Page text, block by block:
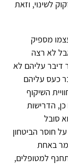
לשינוי, וזאת
מספיק
לא רצה
דיבר עליהם לא
כעס עליהם
השיקוף
הדרישות
סובל
חוסר הביטחון
באחת
למטופלים,